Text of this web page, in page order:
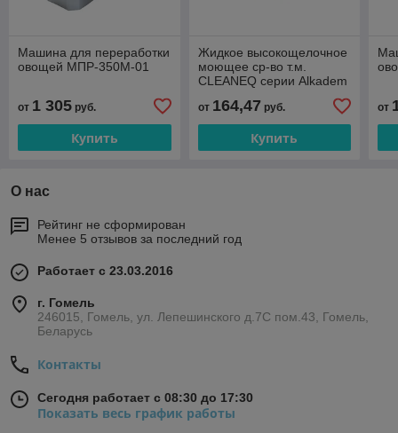
Машина для переработки
овощей МПР-350М-01
от 1 305 руб.
Купить
Жидкое высокощелочное
моющее ср-во т.м.
CLEANEQ серии Alkadem
машин, 12 кг
от 164,47 руб.
Купить
от
О нас
Рейтинг не сформирован
Менее 5 отзывов за последний год
Работает с 23.03.2016
г. Гомель
246015, Гомель, ул. Лепешинского д.7С пом.43, Гомель,
Беларусь
Контакты
Сегодня работает с 08:30 до 17:30
Показать весь график работы